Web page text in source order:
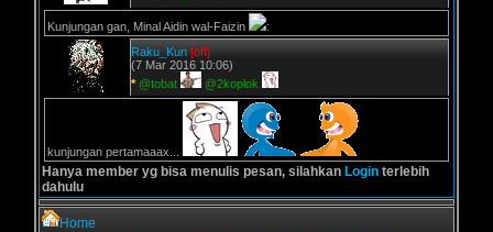
Kunjungan gan, Minal Aidin wal-Faizin
:
Raku_Kun [off]
(7 Mar 2016 10:06)
* @tobat @2koplok
kunjungan pertamaaax...
Hanya member yg bisa menulis pesan, silahkan Login terlebih
dahulu
Home